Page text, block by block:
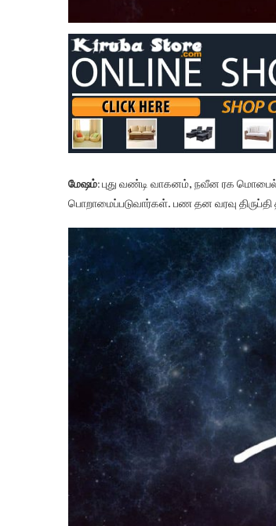
மேஷம்:புது வண்டி வாகனம், நவீன ரக
பொறாமைப்படுவார்கள். பண தன வரவு திருப்தி